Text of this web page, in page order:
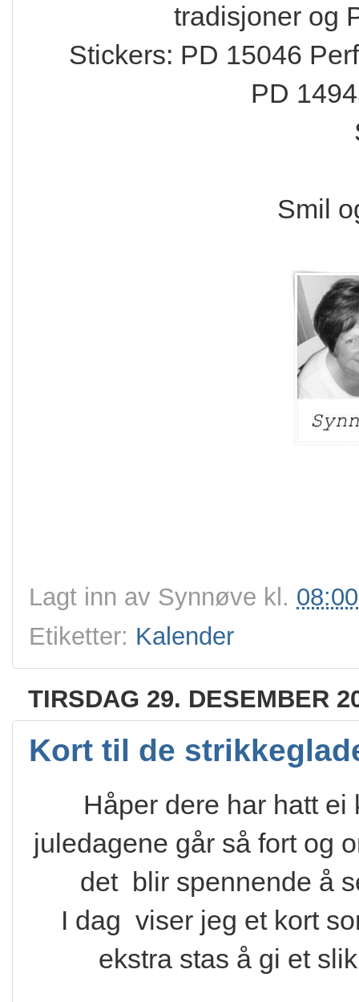
tradisjoner og
Stickers: PD 15046
PD
Smil
Lagt inn av Synnøve kl. 08:00
Etiketter: Kalender
TIRSDAG 29. DESEMBER
Kort til de
Håper dere har hatt
juledagene går så fort og
det blir spennende å
I dag viser jeg et kort
ekstra stas å gi et